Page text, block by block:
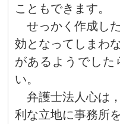
こともできます。
せっかく作成し
効となってしまわ
があるようでした
い。
弁護士法人心は
利な立地に事務所